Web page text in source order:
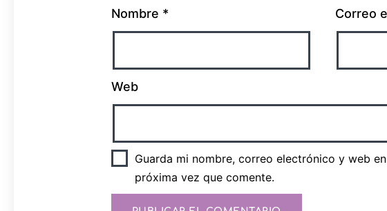
Nombre * Correo
Web
Guarda mi nombre, correo electrónico y web
próxima vez que comente.